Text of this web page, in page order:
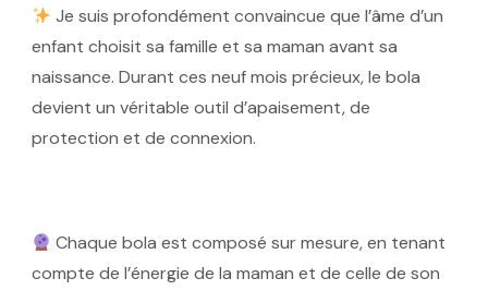
Je suis profondément convaincue que l’âme d’un
enfant choisit sa famille et sa maman avant sa
naissance. Durant ces neuf mois précieux, le bola
devient un véritable outil d’apaisement, de
protection et de connexion.
Chaque bola estcomposé sur mesure, en tenant
compte de l’énergie de la maman et de celle de son